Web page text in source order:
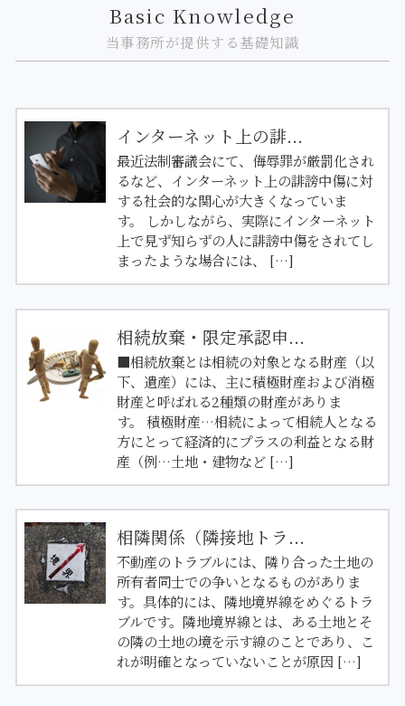
Basic Knowledge
当事務所が提供する基礎知識
インターネット上の誹...
最近法制審議会にて、侮辱罪が厳罰化され
るなど、インターネット上の誹謗中傷に対
する社会的な関心が大きくなっていま
す。 しかしながら、実際にインターネット
上で見ず知らずの人に誹謗中傷をされてし
まったような場合には、 […]
相続放棄・限定承認申...
■相続放棄とは相続の対象となる財産（以
下、遺産）には、主に積極財産および消極
財産と呼ばれる2種類の財産がありま
す。 積極財産…相続によって相続人となる
方にとって経済的にプラスの利益となる財
産（例…土地・建物など […]
相隣関係（隣接地トラ...
不動産のトラブルには、隣り合った土地の
所有者同士での争いとなるものがありま
す。具体的には、隣地境界線をめぐるトラ
ブルです。隣地境界線とは、ある土地とそ
の隣の土地の境を示す線のことであり、こ
れが明確となっていないことが原因 […]